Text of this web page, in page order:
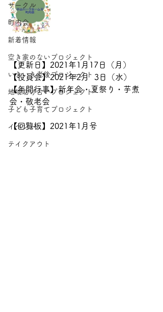
サークル
町内会
新着情報
空き家のないプロジェクト
いきいき老後プロジェクト
地域助け合いプロジェクト
子ども子育てプロジェクト
イベント
テイクアウト
【更新日】2021年1月17日（月）
【役員会】2021年2月  3日（水）
【年間行事】新年会・夏祭り・芋煮
会・敬老会
【回覧板】2021年1月号